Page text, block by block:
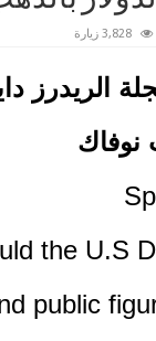
3,828 زيارة
الريدرز
نوفاك
the U.S
public